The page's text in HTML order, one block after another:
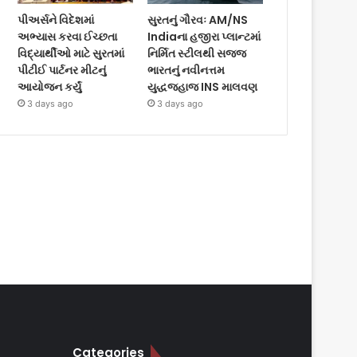
પીઅર્સને વિદેશમાં
અભ્યાસ કરવા ઈચ્છતા
વિદ્યાર્થીઓ માટે સુરતમાં
પીટીઈ પાર્ટનર મીટનું
આયોજન કર્યું
3 days ago
સુરતનું ગૌરવઃ AM/NS
Indiaના હજીરા પ્લાન્ટમાં
નિર્મિત સ્ટીલથી સજ્જ
ભારતનું નવીનત્તમ
યુદ્ધજહાજ INS માલવણ
3 days ago
Categories